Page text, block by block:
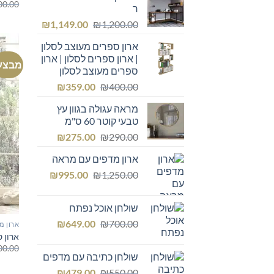
ר
₪1,200.00
המחיר
היה:
₪1,200.00.
₪1,149.00
המחיר
הוא:ארון ספרים מעוצב לסלון
| ארון ספרים לסלון | ארון
ספרים מעוצב לסלון
₪400.00
המחיר
היה:
₪400.00.
₪359.00
המחיר
הוא:מראה עגולה בגוון עץ
טבעי קוטר 60 ס"מ
₪290.00
המחיר
היה:
₪290.00.
₪275.00
המחיר
הוא:
₪275.00.
ארון מדפים עם מראה
₪1,250.00
המחיר
₪1,250.00.
₪995.00
המחיר
₪995.00.
שולחן אוכל נפתח
₪700.00
המחיר
₪700.00.
₪649.00
המחיר
₪649.00.שולחן כתיבה עם מדפים
ארון